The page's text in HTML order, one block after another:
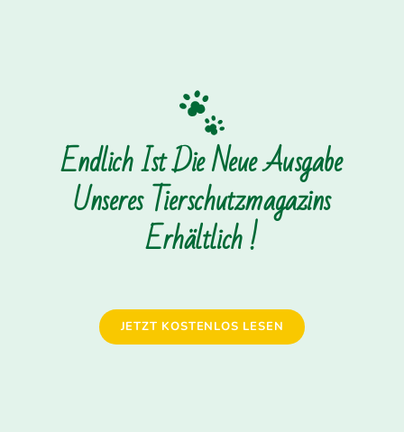
Endlich Ist Die Neue Ausgabe
Unseres Tierschutzmagazins
Erhältlich !
JETZT KOSTENLOS LESEN